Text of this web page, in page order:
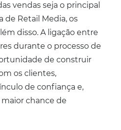
vendas seja o principal
de Retail Media, os
disso. A ligação entre
durante o processo de
de construir
os clientes,
de confiança e,
chance de